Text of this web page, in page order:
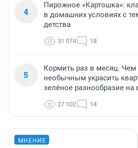
4
Пирожное «Картошка»:
в домашних условиях с
детства
31 074 18
5
Кормить раз в месяц.
необычным украсить
зелёное разнообразие на
27 102 14
МНЕНИЕ